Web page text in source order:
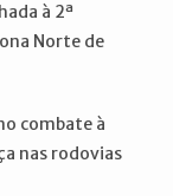
à 2ª
Norte de
combate à
nas rodovias